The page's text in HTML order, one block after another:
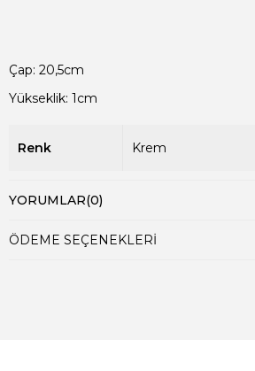
Çap: 20,5cm
Yükseklik: 1cm
Renk Krem
YORUMLAR(0)
ÖDEME SEÇENEKLERI